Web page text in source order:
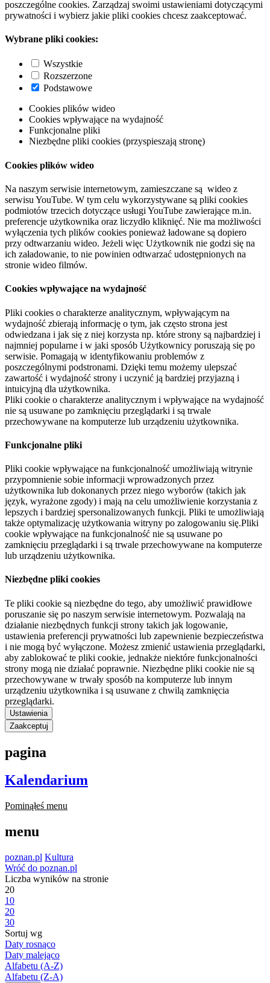
poszczególne cookies. Zarządzaj swoimi ustawieniami dotyczącymi
prywatności i wybierz jakie pliki cookies chcesz zaakceptować.
Wybrane pliki cookies:
Wszystkie
Rozszerzone
Podstawowe
Cookies plików wideo
Cookies wpływające na wydajność
Funkcjonalne pliki
Niezbędne pliki cookies (przyspieszają stronę)
Cookies plików wideo
Na naszym serwisie internetowym, zamieszczane są wideo z
serwisu YouTube. W tym celu wykorzystywane są pliki cookies
podmiotów trzecich dotyczące usługi YouTube zawierające m.in.
preferencje użytkownika oraz liczydło kliknięć. Nie ma możliwości
wyłączenia tych plików cookies ponieważ ładowane są dopiero
przy odtwarzaniu wideo. Jeżeli więc Użytkownik nie godzi się na
ich załadowanie, to nie powinien odtwarzać udostępnionych na
stronie wideo filmów.
Cookies wpływające na wydajność
Pliki cookies o charakterze analitycznym, wpływającym na
wydajność zbierają informację o tym, jak często strona jest
odwiedzana i jak się z niej korzysta np. które strony są najbardziej i
najmniej popularne i w jaki sposób Użytkownicy poruszają się po
serwisie. Pomagają w identyfikowaniu problemów z
poszczególnymi podstronami. Dzięki temu możemy ulepszać
zawartość i wydajność strony i uczynić ją bardziej przyjazną i
intuicyjną dla użytkownika.
Pliki cookie o charakterze analitycznym i wpływające na wydajność
nie są usuwane po zamknięciu przeglądarki i są trwale
przechowywane na komputerze lub urządzeniu użytkownika.
Funkcjonalne pliki
Pliki cookie wpływające na funkcjonalność umożliwiają witrynie
przypomnienie sobie informacji wprowadzonych przez
użytkownika lub dokonanych przez niego wyborów (takich jak
język, wyrażone zgody) i mają na celu umożliwienie korzystania z
lepszych i bardziej spersonalizowanych funkcji. Pliki te umożliwiają
także optymalizację użytkowania witryny po zalogowaniu się.Pliki
cookie wpływające na funkcjonalność nie są usuwane po
zamknięciu przeglądarki i są trwale przechowywane na komputerze
lub urządzeniu użytkownika.
Niezbędne pliki cookies
Te pliki cookie są niezbędne do tego, aby umożliwić prawidłowe
poruszanie się po naszym serwisie internetowym. Pozwalają na
działanie niezbędnych funkcji strony takich jak logowanie,
ustawienia preferencji prywatności lub zapewnienie bezpieczeństwa
i nie mogą być wyłączone. Możesz zmienić ustawienia przeglądarki,
aby zablokować te pliki cookie, jednakże niektóre funkcjonalności
strony mogą nie działać poprawnie. Niezbędne pliki cookie nie są
przechowywane w trwały sposób na komputerze lub innym
urządzeniu użytkownika i są usuwane z chwilą zamknięcia
przeglądarki.
Ustawienia
Zaakceptuj
pagina
Kalendarium
Pominąłeś menu
menu
poznan.pl Kultura
Wróć do poznan.pl
Liczba wyników na stronie
20
10
20
30
Sortuj wg
Daty rosnąco
Daty malejąco
Alfabetu (A-Z)
Alfabetu (Z-A)